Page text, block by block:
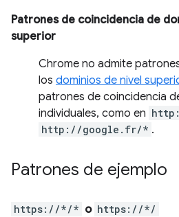
Patrones de coincidencia de
superior
Chrome no admite
los dominios de nivel
patrones de coincidencia
individuales, como en
http://google.fr/* .
Patrones de ejemplo
https://*/* o https://*/